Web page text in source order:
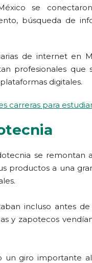
se
búsqueda de
de internet en
profesionales que
digitales.
carreras para
se remontan
productos a una
incluso antes
y zapotecos
giro importante